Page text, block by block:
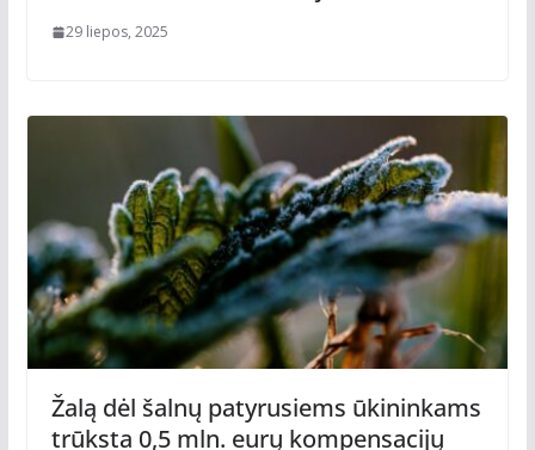
29 liepos, 2025
Žalą dėl šalnų patyrusiems ūkininkams
trūksta 0,5 mln. eurų kompensacijų